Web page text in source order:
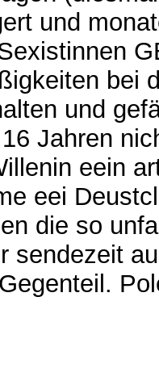
und
bei
und
Jahren
eein
eei
die so
sendezeit